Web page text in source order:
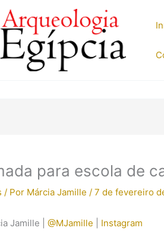
para escola de
/ Por Márcia Jamille / 7 de fevereiro
Jamille | @MJamille
Instagram